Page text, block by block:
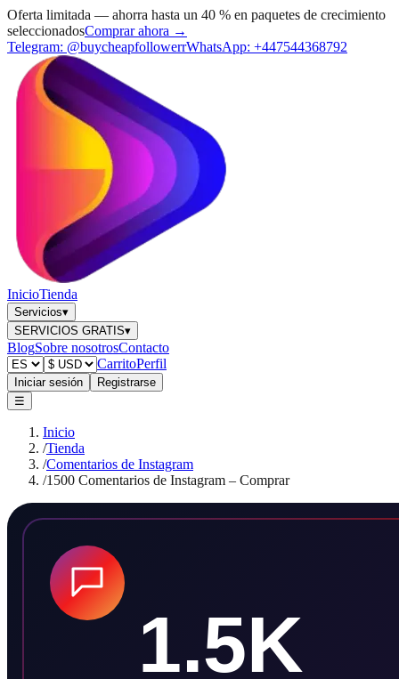
Oferta limitada — ahorra hasta un 40 % en paquetes de crecimiento
seleccionadosComprar ahora →
Telegram: @buycheapfollowerrWhatsApp: +447544368792
InicioTienda
Servicios▾
SERVICIOS GRATIS▾
BlogSobre nosotrosContacto
CarritoPerfil
Iniciar sesión
Registrarse
☰
Inicio
/Tienda
/Comentarios de Instagram
/1500 Comentarios de Instagram – Comprar